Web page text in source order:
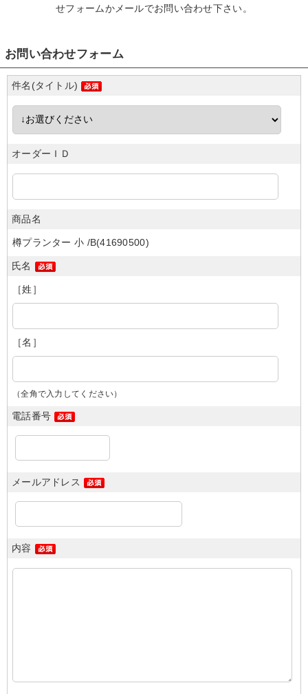
せフォームかメールでお問い合わせ下さい。
お問い合わせフォーム
件名(タイトル)
オーダーＩＤ
商品名
樽プランター 小 /B(41690500)
氏名
［姓］
［名］
（全角で入力してください）
電話番号
メールアドレス
内容